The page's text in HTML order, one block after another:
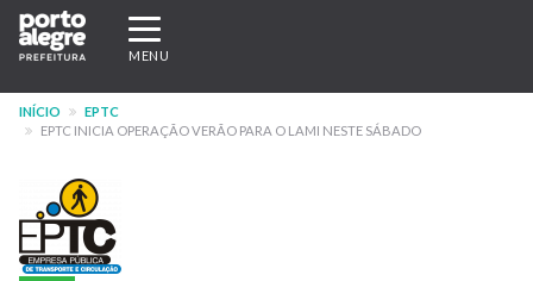
Pular
para
conteúdo
principal
Expandir/recolher
navegação
MENU
INÍCIO
EPTC
EPTC INICIA OPERAÇÃO VERÃO PARA O LAMI NESTE SÁBADO